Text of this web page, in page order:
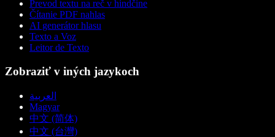
Prevod textu na reč v hindčine
Čítanie PDF nahlas
AI generátor hlasu
Texto a Voz
Leitor de Texto
Zobraziť v iných jazykoch
العربية
Magyar
中文 (简体)
中文 (台灣)